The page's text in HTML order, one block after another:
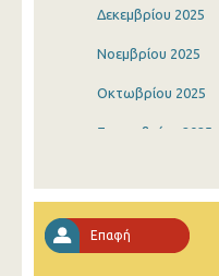
Δεκεμβρίου 2025
Νοεμβρίου 2025
Οκτωβρίου 2025
Σεπτεμβρίου 2025
Ιουνίου 2025
Επαφή